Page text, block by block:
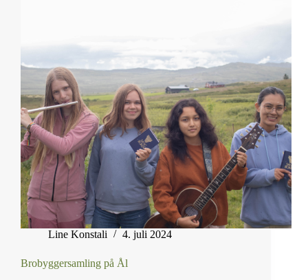
Line Konstali 4. juli 2024
Brobyggersamling på Ål